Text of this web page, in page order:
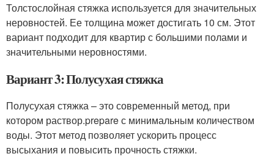
Толстослойная стяжка используется для значительных
неровностей. Ее толщина может достигать 10 см. Этот
вариант подходит для квартир с большими полами и
значительными неровностями.
Вариант 3: Полусухая стяжка
Полусухая стяжка – это современный метод, при
котором раствор.prepare с минимальным количеством
воды. Этот метод позволяет ускорить процесс
высыхания и повысить прочность стяжки.